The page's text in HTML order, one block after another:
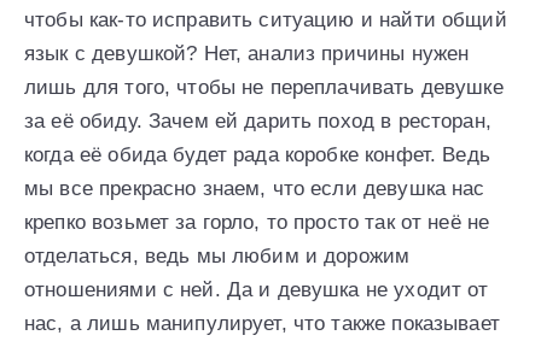
чтобы как-то исправить ситуацию и найти общий
язык с девушкой? Нет, анализ причины нужен
лишь для того, чтобы не переплачивать девушке
за её обиду. Зачем ей дарить поход в ресторан,
когда её обида будет рада коробке конфет. Ведь
мы все прекрасно знаем, что если девушка нас
крепко возьмет за горло, то просто так от неё не
отделаться, ведь мы любим и дорожим
отношениями с ней. Да и девушка не уходит от
нас, а лишь манипулирует, что также показывает